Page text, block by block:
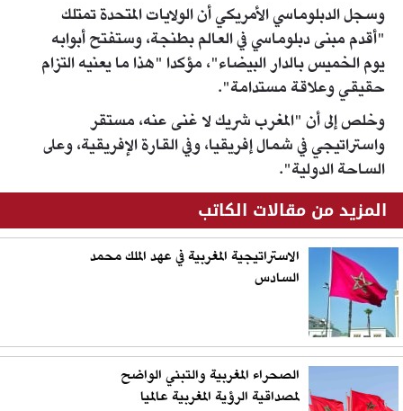
وسجل الدبلوماسي الأمريكي أن الولايات المتحدة تمتلك
"أقدم مبنى دبلوماسي في العالم بطنجة، وستفتح أبوابه
يوم الخميس بالدار البيضاء"، مؤكدا "هذا ما يعنيه التزام
حقيقي وعلاقة مستدامة".
وخلص إلى أن "المغرب شريك لا غنى عنه، مستقر
واستراتيجي في شمال إفريقيا، وفي القارة الإفريقية، وعلى
الساحة الدولية".
المزيد من مقالات الكاتب
الاستراتيجية المغربية في عهد الملك محمد
السادس
الصحراء المغربية والتبني الواضح
لمصداقية الرؤية المغربية عالميا